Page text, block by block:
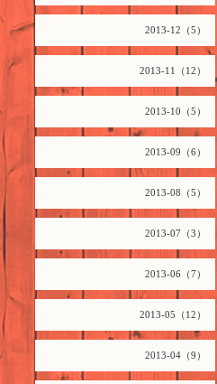
2013-12（5）
2013-11（12）
2013-10（5）
2013-09（6）
2013-08（5）
2013-07（3）
2013-06（7）
2013-05（12）
2013-04（9）